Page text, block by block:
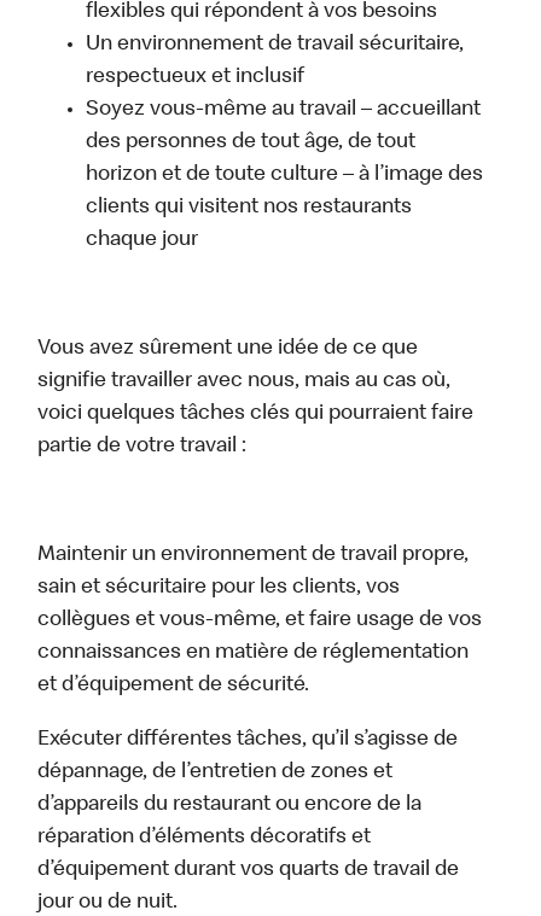
flexibles qui répondent à vos besoins
Un environnement de travail sécuritaire,
respectueux et inclusif
Soyez vous-même au travail – accueillant
des personnes de tout âge, de tout
horizon et de toute culture – à l’image des
clients qui visitent nos restaurants
chaque jour
Vous avez sûrement une idée de ce que
signifie travailler avec nous, mais au cas où,
voici quelques tâches clés qui pourraient faire
partie de votre travail :
Maintenir un environnement de travail propre,
sain et sécuritaire pour les clients, vos
collègues et vous-même, et faire usage de vos
connaissances en matière de réglementation
et d’équipement de sécurité.
Exécuter différentes tâches, qu’il s’agisse de
dépannage, de l’entretien de zones et
d’appareils du restaurant ou encore de la
réparation d’éléments décoratifs et
d’équipement durant vos quarts de travail de
jour ou de nuit.